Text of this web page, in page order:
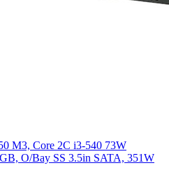
M3, Core 2C i3-540 73W
O/Bay SS 3.5in SATA, 351W